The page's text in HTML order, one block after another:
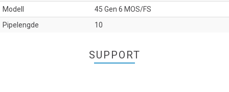
Modell
45 Gen 6 MOS/FS
Pipelengde
10
SUPPORT